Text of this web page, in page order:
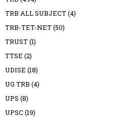
TRB ALL SUBJECT(4)
TRB-TET-NET(50)
TRUST(1)
TTSE (2)
UDISE (18)
UG TRB (4)
UPS (8)
UPSC (19)